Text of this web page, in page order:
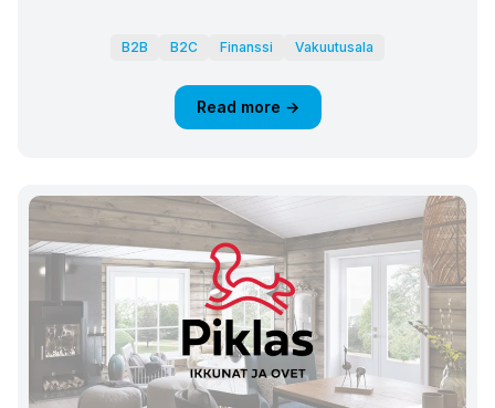
B2B B2C Finanssi Vakuutusala
Read more →